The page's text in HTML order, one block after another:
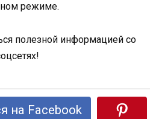
режиме.
полезной информацией со
на Facebook